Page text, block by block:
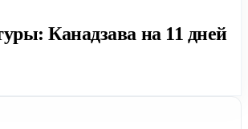
Канадзава на 11 дней